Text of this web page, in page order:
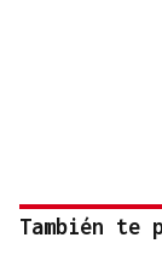
También te